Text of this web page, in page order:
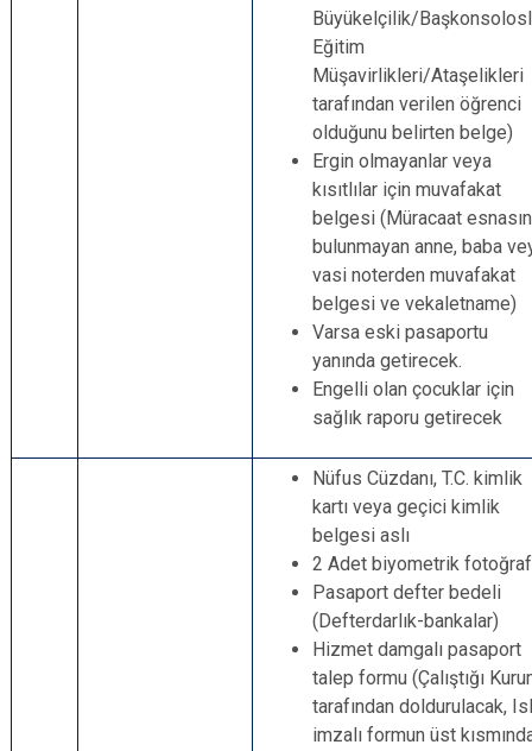
Büyükelçilik/
Eğitim
Müşavirlikleri/Ataşelikleri
tarafından verilen öğrenci
olduğunu belirten belge)
Ergin olmayanlar veya
kısıtlılar için muvafakat
belgesi (Müracaat
bulunmayan anne, baba
vasi noterden muvafakat
belgesi ve vekaletname)
Varsa eski pasaportu
yanında getirecek.
Engelli olan çocuklar için
sağlık raporu getirecek
Nüfus Cüzdanı, T.C. kimlik
kartı veya geçici kimlik
belgesi aslı
2 Adet biyometrik fotoğraf
Pasaport defter bedeli
(Defterdarlık-bankalar)
Hizmet damgalı pasaport
talep formu (Çalıştığı
tarafından doldurulacak,
imzalı formun üst